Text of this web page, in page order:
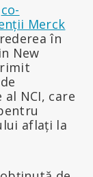
co-
Merck
în
New
NCI, care
aflați la